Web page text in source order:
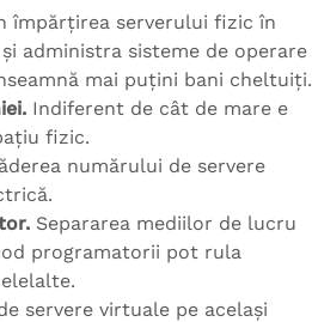
împărțirea serverului fizic în
administra sisteme de operare
mai puțini bani cheltuiți.
Indiferent de cât de mare e
fizic.
numărului de servere
Separarea mediilor de lucru
programatorii pot rula
servere virtuale pe același